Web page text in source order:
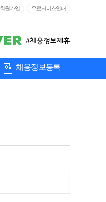
회원가입 유료서비스안내
채용정보등록